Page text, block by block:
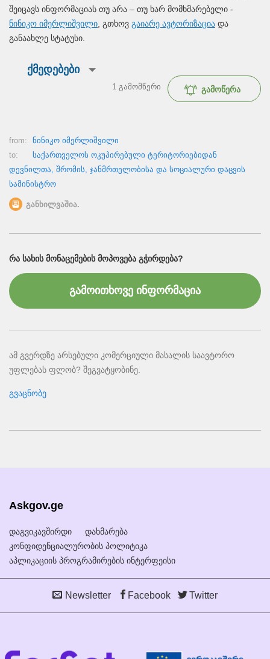
შეიცავს ინფორმაციას თუ არა – თუ ხარ მომხმარებელი -
ნინიკო იმერლიშვილი , გთხოვ გაიარე ავტორიზაცია და
განაახლე სტატუსი.
ქმედებები
გამოწერა
1 გამომწერი
from:
ნინიკო იმერლიშვილი
to:
საქართველოს ოკუპირებული ტერიტორიებიდან
დევნილთა, შრომის, ჯანმრთელობისა და სოციალური დაცვის
სამინისტრო
განხილვაშია.
ᲠᲐ ᲡᲐᲮᲘᲡ ᲛᲝᲜᲐᲪᲔᲛᲔᲑᲘᲡ ᲛᲝᲞᲝᲕᲔᲑᲐ ᲒᲭᲘᲠᲓᲔᲑᲐ?
გამოითხოვე ინფორმაცია
ამ გვერდზე არსებული კომერციული მასალის საავტორო
უფლებას ფლობ? შეგვატყობინე.
გვაცნობე
Askgov.ge
დაგვიკავშირდი
დახმარება
კონფიდენციალურობის პოლიტიკა
აპლიკაციის პროგრამირების ინტერფეისი
Newsletter Facebook Twitter